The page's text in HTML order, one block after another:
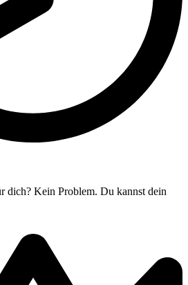
dich? Kein Problem. Du kannst dein